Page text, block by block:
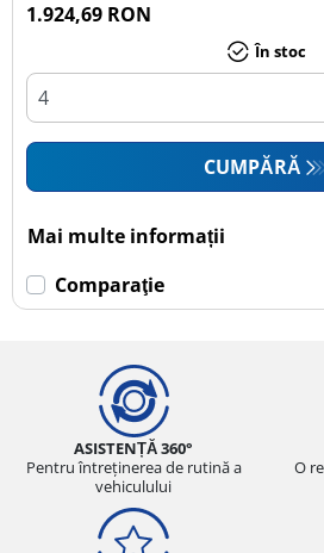
1.924,69 RON
În stoc
CUMPĂRĂ
Mai multe informații
Comparaţie
ASISTENȚĂ 360°
Pentru întreținerea de rutină a
vehiculului
O